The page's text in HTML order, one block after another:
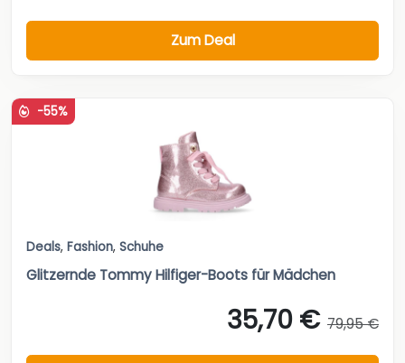
Zum Deal
-55%
Deals, Fashion, Schuhe
Glitzernde Tommy Hilfiger-Boots für Mädchen
35,70 € 79,95 €